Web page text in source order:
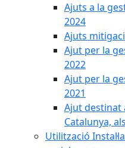
Ajuts a la
2024
Ajuts
Ajut per la
2022
Ajut per la
2021
Ajut destinat
Catalunya,
Utilització